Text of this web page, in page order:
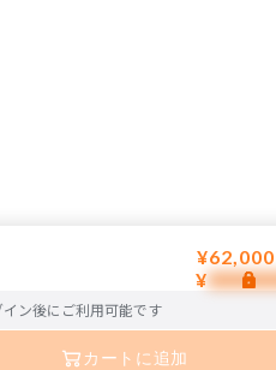
¥
ン後にご利用可能です
カートに追加